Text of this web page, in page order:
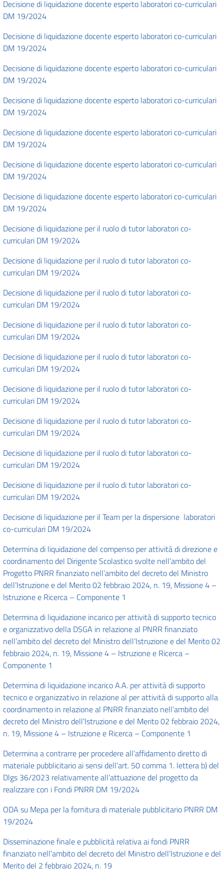
Decisione di liquidazione docente esperto laboratori co-curriculari
DM 19/2024
Decisione di liquidazione docente esperto laboratori co-curriculari
DM 19/2024
Decisione di liquidazione docente esperto laboratori co-curriculari
DM 19/2024
Decisione di liquidazione docente esperto laboratori co-curriculari
DM 19/2024
Decisione di liquidazione docente esperto laboratori co-curriculari
DM 19/2024
Decisione di liquidazione docente esperto laboratori co-curriculari
DM 19/2024
Decisione di liquidazione docente esperto laboratori co-curriculari
DM 19/2024
Decisione di liquidazione per il ruolo di tutor laboratori co-
curriculari DM 19/2024
Decisione di liquidazione per il ruolo di tutor laboratori co-
curriculari DM 19/2024
Decisione di liquidazione per il ruolo di tutor laboratori co-
curriculari DM 19/2024
Decisione di liquidazione per il ruolo di tutor laboratori co-
curriculari DM 19/2024
Decisione di liquidazione per il ruolo di tutor laboratori co-
curriculari DM 19/2024
Decisione di liquidazione per il ruolo di tutor laboratori co-
curriculari DM 19/2024
Decisione di liquidazione per il ruolo di tutor laboratori co-
curriculari DM 19/2024
Decisione di liquidazione per il ruolo di tutor laboratori co-
curriculari DM 19/2024
Decisione di liquidazione per il ruolo di tutor laboratori co-
curriculari DM 19/2024
Decisione di liquidazione per il Team per la dispersione laboratori
co-curriculari DM 19/2024
Determina di liquidazione del compenso per attività di direzione e
coordinamento del Dirigente Scolastico svolte nell’ambito del
Progetto PNRR finanziato nell’ambito del decreto del Ministro
dell’Istruzione e del Merito 02 febbraio 2024, n. 19, Missione 4 –
Istruzione e Ricerca – Componente 1
Determina di liquidazione incarico per attività di supporto tecnico
e organizzativo della DSGA in relazione al PNRR finanziato
nell’ambito del decreto del Ministro dell’Istruzione e del Merito 02
febbraio 2024, n. 19, Missione 4 – Istruzione e Ricerca –
Componente 1
Determina di liquidazione incarico A.A. per attività di supporto
tecnico e organizzativo in relazione al per attività di supporto alla
coordinamento in relazione al PNRR finanziato nell’ambito del
decreto del Ministro dell’Istruzione e del Merito 02 febbraio 2024,
n. 19, Missione 4 – Istruzione e Ricerca – Componente 1
Determina a contrarre per procedere all’affidamento diretto di
materiale pubblicitario ai sensi dell’art. 50 comma 1. lettera b) del
Dlgs 36/2023 relativamente all’attuazione del progetto da
realizzare con i Fondi PNRR DM 19/2024
ODA su Mepa per la fornitura di materiale pubblicitario PNRR DM
19/2024
Disseminazione finale e pubblicità relativa ai fondi PNRR
finanziato nell’ambito del decreto del Ministro dell’Istruzione e del
Merito del 2 febbraio 2024, n. 19